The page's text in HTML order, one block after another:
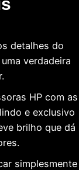
detalhes do
verdadeira
HP com as
e exclusivo
brilho que dá
simplesmente